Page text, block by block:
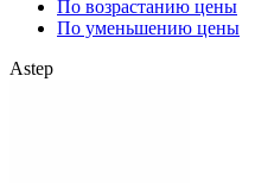
По возрастанию цены
По уменьшению цены
Astep